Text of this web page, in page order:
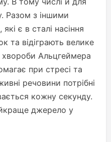
Разом з іншими
є в сталі насіння
та відіграють велике
хвороби Альцгеймера
при стресі та
речовини потрібні
кожну секунду.
джерело у